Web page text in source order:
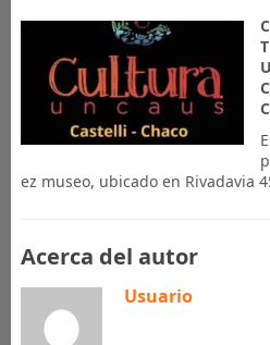
ez museo, ubicado en Rivadavia
Acerca del autor
Usuario